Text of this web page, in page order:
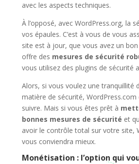
avec les aspects techniques.
À l’opposé, avec WordPress.org, la
vos épaules. C’est à vous de vous
site est à jour, que vous avez un
offre des mesures de sécurité
vous utilisez des plugins de sécurité
Alors, si vous voulez une tranquillité
matière de sécurité, WordPress.com
suivre. Mais si vous êtes prêt à
bonnes mesures de sécurité et
avoir le contrôle total sur votre site,
vous conviendra mieux.
Monétisation : l’option qui